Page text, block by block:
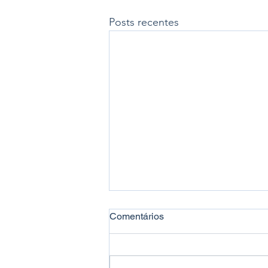
Posts recentes
Comentários